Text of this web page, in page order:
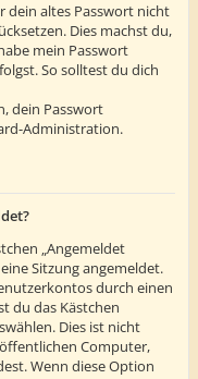
dein altes Passwort nicht
Dies machst du,
mein Passwort
So solltest du dich
dein Passwort
Administration.
„Angemeldet
Sitzung angemeldet.
durch einen
du das Kästchen
Dies ist nicht
Computer,
Wenn diese Option